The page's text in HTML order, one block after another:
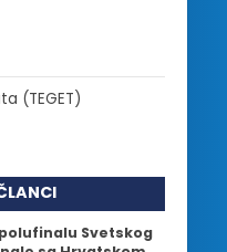
(TEGET)
Svetskog